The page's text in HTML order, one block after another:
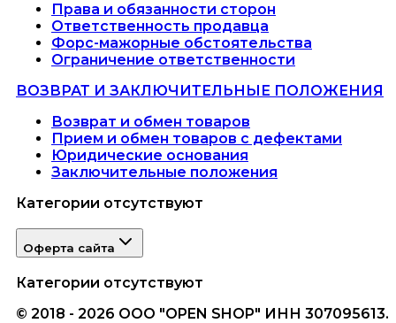
Права и обязанности сторон
Ответственность продавца
Форс-мажорные обстоятельства
Ограничение ответственности
ВОЗВРАТ И ЗАКЛЮЧИТЕЛЬНЫЕ ПОЛОЖЕНИЯ
Возврат и обмен товаров
Прием и обмен товаров с дефектами
Юридические основания
Заключительные положения
Категории отсутствуют
Оферта сайта
Категории отсутствуют
© 2018 - 2026 ООО "OPEN SHOP" ИНН 307095613.